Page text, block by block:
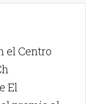
el Centro
El